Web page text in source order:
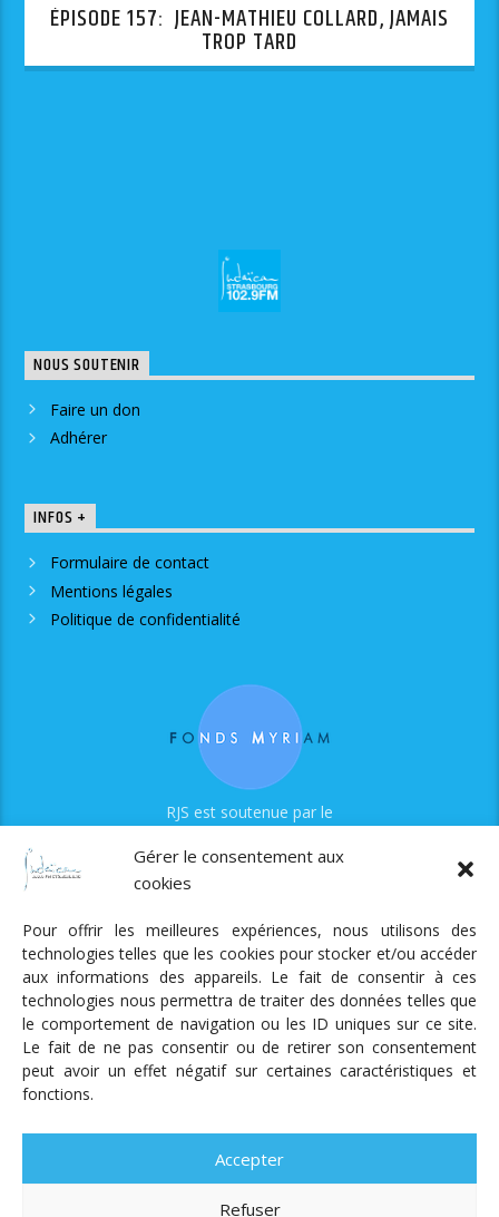
Gérer le consentement aux
cookies
Pour offrir les meilleures expériences, nous utilisons des
technologies telles que les cookies pour stocker et/ou accéder
aux informations des appareils. Le fait de consentir à ces
technologies nous permettra de traiter des données telles que
le comportement de navigation ou les ID uniques sur ce site.
Le fait de ne pas consentir ou de retirer son consentement
peut avoir un effet négatif sur certaines caractéristiques et
fonctions.
Accepter
Refuser
ÉPISODE 157: JEAN-MATHIEU COLLARD, JAMAIS
TROP TARD
NOUS SOUTENIR
Faire un don
Adhérer
INFOS +
Formulaire de contact
Mentions légales
Politique de confidentialité
RJS est soutenue par le
Radio Judaica Strasbourg
Tous droits réservés
RADIO JUDAÏCA
ÉMISSIONS ET GRILLE DES PROGRAMMES
PODCASTS
UN DON
ADHÉRER MENTIONS LÉGALES
RÉAL.